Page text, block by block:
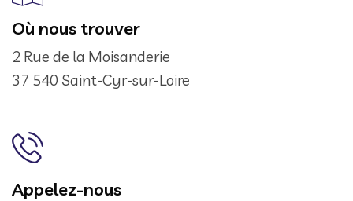
Où nous trouver
2 Rue de la Moisanderie
37 540 Saint-Cyr-sur-Loire
Appelez-nous